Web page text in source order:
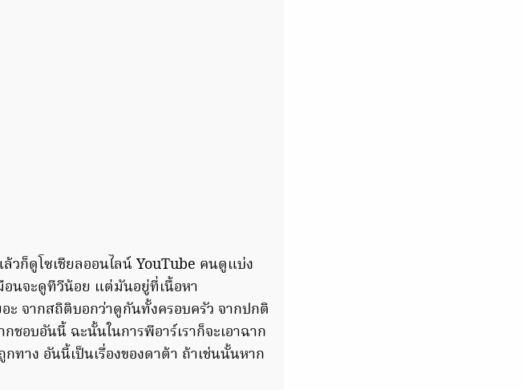
ก็ดูโซเชียลออนไลน์ YouTube คนดูแบ่ง
อนจะดูทีวีน้อย แต่มันอยู่ที่เนื้อหา
ะ จากสถิติบอกว่าดูกันทั้งครอบครัว จากปกติ
อบอันนี้ ฉะนั้นในการพีอาร์เราก็จะเอาฉาก
ทาง อันนี้เป็นเรื่องของดาต้า ถ้าเช่นนั้นหาก